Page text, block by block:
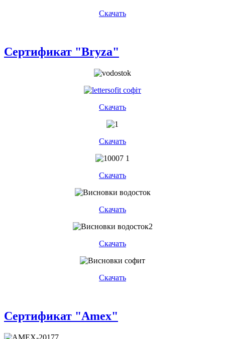
Скачать
Сертификат "Bryza"
Скачать
Скачать
Скачать
Скачать
Скачать
Скачать
Сертификат "Amex"